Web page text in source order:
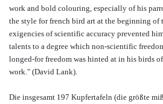
work and bold colouring, especially of his
the style for french bird art at the beginning of
exigencies of scientific accuracy prevented
talents to a degree which non-scientific
longed-for freedom was hinted at in his birds
work." (David Lank).
Die insgesamt 197 Kupfertafeln (die größte